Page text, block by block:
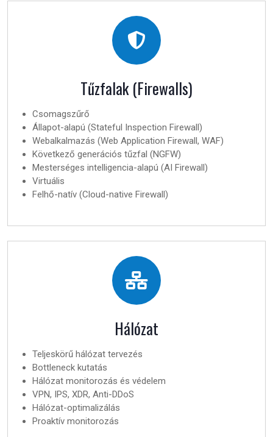
Tűzfalak (Firewalls)
Csomagszűrő
Állapot-alapú (Stateful Inspection Firewall)
Webalkalmazás (Web Application Firewall, WAF)
Következő generációs tűzfal (NGFW)
Mesterséges intelligencia-alapú (AI Firewall)
Virtuális
Felhő-natív (Cloud-native Firewall)
Hálózat
Teljeskörű hálózat tervezés
Bottleneck kutatás
Hálózat monitorozás és védelem
VPN, IPS, XDR, Anti-DDoS
Hálózat-optimalizálás
Proaktív monitorozás